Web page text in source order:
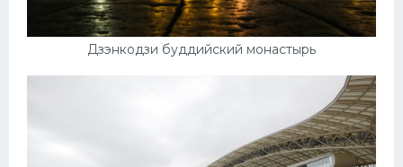
Дзэнкодзи буддийский монастырь